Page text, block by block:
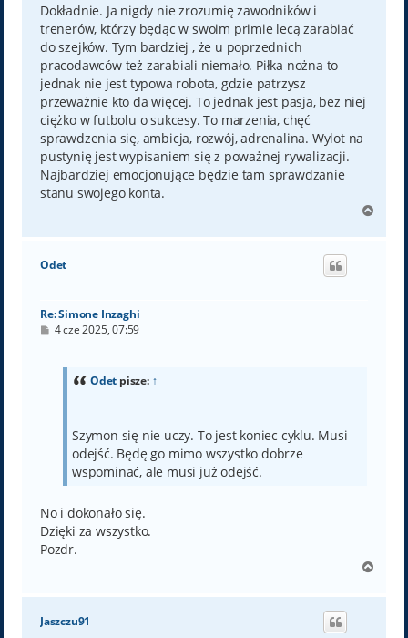
Dokładnie. Ja nigdy nie zrozumię zawodników i
trenerów, którzy będąc w swoim primie lecą zarabiać
do szejków. Tym bardziej , że u poprzednich
pracodawców też zarabiali niemało. Piłka nożna to
jednak nie jest typowa robota, gdzie patrzysz
przeważnie kto da więcej. To jednak jest pasja, bez niej
ciężko w futbolu o sukcesy. To marzenia, chęć
sprawdzenia się, ambicja, rozwój, adrenalina. Wylot na
pustynię jest wypisaniem się z poważnej rywalizacji.
Najbardziej emocjonujące będzie tam sprawdzanie
stanu swojego konta.
g
Odet
Re: Simone Inzaghi
P4 cze 2025, 07:59
Odet pisze: ↑
Szymon się nie uczy. To jest koniec cyklu. Musi
odejść. Będę go mimo wszystko dobrze
wspominać, ale musi już odejść.
No i dokonało się.
Dzięki za wszystko.
Pozdr.
g
Jaszczu91